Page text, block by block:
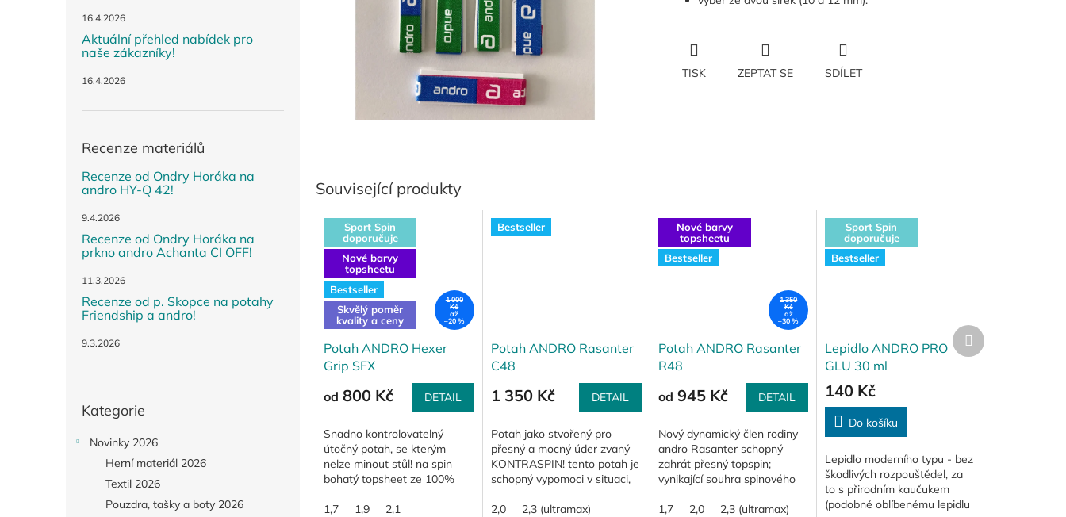
16.4.2026
Aktuální přehled nabídek pro
naše zákazníky!
16.4.2026
Recenze materiálů
Recenze od Ondry Horáka na
andro HY-Q 42!
9.4.2026
Recenze od Ondry Horáka na
prkno andro Achanta CI OFF!
11.3.2026
Recenze od p. Skopce na potahy
Friendship a andro!
9.3.2026
kategorie
Kategorie
Novinky 2026
Herní materiál 2026
Textil 2026
Pouzdra, tašky a boty 2026
TISK ZEPTAT SE SDÍLET
Související produkty
Sport Spin
doporučuje
Nové barvy
topsheetu
Bestseller
Skvělý poměr
kvality a ceny
1 000
Kč
až
–20 %
Potah ANDRO Hexer
Grip SFX
od 800 Kč DETAIL
Snadno kontrolovatelný
útočný potah, se kterým
nelze minout stůl! na spin
bohatý topsheet ze 100%
pro hru s plastovým míčem;
1,7 1,9 2,1
Bestseller
Potah ANDRO Rasanter
C48
1 350 Kč DETAIL
Potah jako stvořený pro
přesný a mocný úder zvaný
KONTRASPIN! tento potah je
schopný vypomoci v situaci,
útok soupeře protiútokem
2,0 2,3 (ultramax)
Nové barvy
topsheetu
Bestseller
1 350
Kč
až
–30 %
Potah ANDRO Rasanter
R48
od 945 Kč DETAIL
Nový dynamický člen rodiny
andro Rasanter schopný
zahrát přesný topspin;
vynikající souhra spinového
přesto velmi citlivé, houby o
1,7 2,0 2,3 (ultramax)
Sport Spin
doporučuje
Bestseller
Lepidlo ANDRO PRO
GLU 30 ml
140 Kč
Do košíku
Lepidlo moderního typu - bez
škodlivých rozpouštědel, za
to s přirodním kaučukem
(podobné oblíbenému lepidlu
Další
produkt